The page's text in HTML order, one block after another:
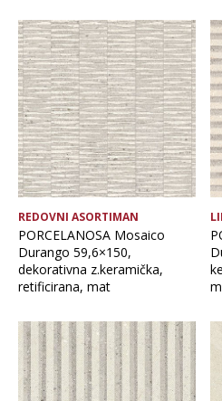
Vrsta asortimana
Vrsta obrade pločice
REDOVNI ASORTIMAN
PORCELANOSA Mosaico
Durango 59,6×150,
dekorativna z.keramička,
retificirana, mat